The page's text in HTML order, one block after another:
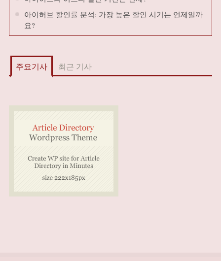
아이허브 할인률 분석: 가장 높은 할인 시기는 언제일까
요?
주요기사 최근 기사